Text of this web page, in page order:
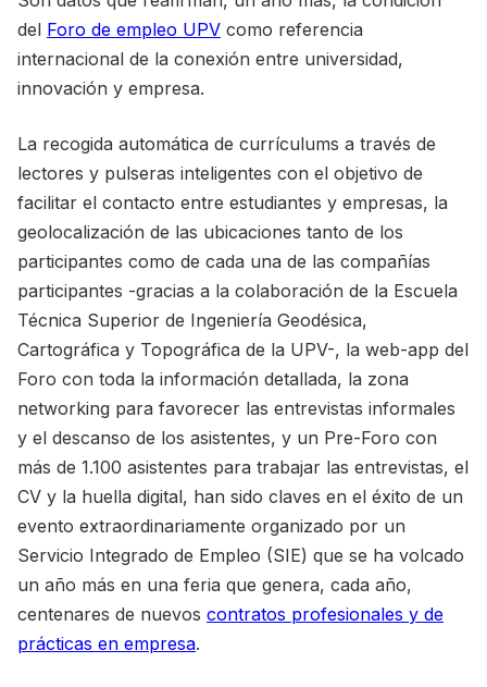
del Foro de empleo UPV como referencia
internacional de la conexión entre universidad,
innovación y empresa.
La recogida automática de currículums a través de
lectores y pulseras inteligentes con el objetivo de
facilitar el contacto entre estudiantes y empresas, la
geolocalización de las ubicaciones tanto de los
participantes como de cada una de las compañías
participantes -gracias a la colaboración de la Escuela
Técnica Superior de Ingeniería Geodésica,
Cartográfica y Topográfica de la UPV-, la web-app del
Foro con toda la información detallada, la zona
networking para favorecer las entrevistas informales
y el descanso de los asistentes, y un Pre-Foro con
más de 1.100 asistentes para trabajar las entrevistas, el
CV y la huella digital, han sido claves en el éxito de un
evento extraordinariamente organizado por un
Servicio Integrado de Empleo (SIE) que se ha volcado
un año más en una feria que genera, cada año,
centenares de nuevos contratos profesionales y de
prácticas en empresa.